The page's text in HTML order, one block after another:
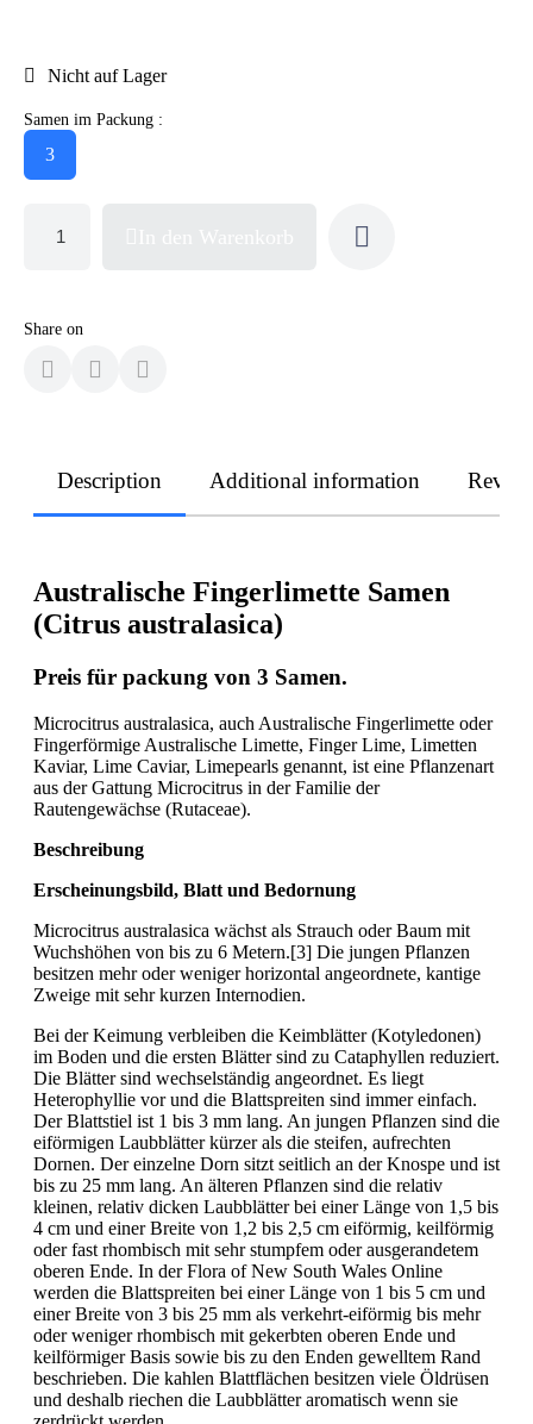
Nicht auf Lager
Samen im Packung :
3
Share on
Description Additional information
Australische Fingerlimette Samen
(Citrus australasica)
Preis für packung von 3 Samen.
Microcitrus australasica, auch Australische Fingerlimette oder
Fingerförmige Australische Limette, Finger Lime, Limetten
Kaviar, Lime Caviar, Limepearls genannt, ist eine Pflanzenart
aus der Gattung Microcitrus in der Familie der
Rautengewächse (Rutaceae).
Beschreibung
Erscheinungsbild, Blatt und Bedornung
Microcitrus australasica wächst als Strauch oder Baum mit
Wuchshöhen von bis zu 6 Metern.[3] Die jungen Pflanzen
besitzen mehr oder weniger horizontal angeordnete, kantige
Zweige mit sehr kurzen Internodien.
Bei der Keimung verbleiben die Keimblätter (Kotyledonen)
im Boden und die ersten Blätter sind zu Cataphyllen reduziert.
Die Blätter sind wechselständig angeordnet. Es liegt
Heterophyllie vor und die Blattspreiten sind immer einfach.
Der Blattstiel ist 1 bis 3 mm lang. An jungen Pflanzen sind die
eiförmigen Laubblätter kürzer als die steifen, aufrechten
Dornen. Der einzelne Dorn sitzt seitlich an der Knospe und ist
bis zu 25 mm lang. An älteren Pflanzen sind die relativ
kleinen, relativ dicken Laubblätter bei einer Länge von 1,5 bis
4 cm und einer Breite von 1,2 bis 2,5 cm eiförmig, keilförmig
oder fast rhombisch mit sehr stumpfem oder ausgerandetem
oberen Ende. In der Flora of New South Wales Online
werden die Blattspreiten bei einer Länge von 1 bis 5 cm und
einer Breite von 3 bis 25 mm als verkehrt-eiförmig bis mehr
oder weniger rhombisch mit gekerbten oberen Ende und
keilförmiger Basis sowie bis zu den Enden gewelltem Rand
beschrieben. Die kahlen Blattflächen besitzen viele Öldrüsen
und deshalb riechen die Laubblätter aromatisch wenn sie